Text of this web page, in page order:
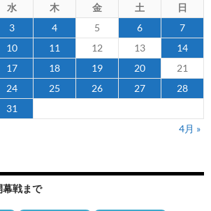
水 木 金 土
日
3 4 5 6
7
10 11 12 13
14
17 18 19 20
21
24 25 26 27
28
31
4月 »
幕戦まで